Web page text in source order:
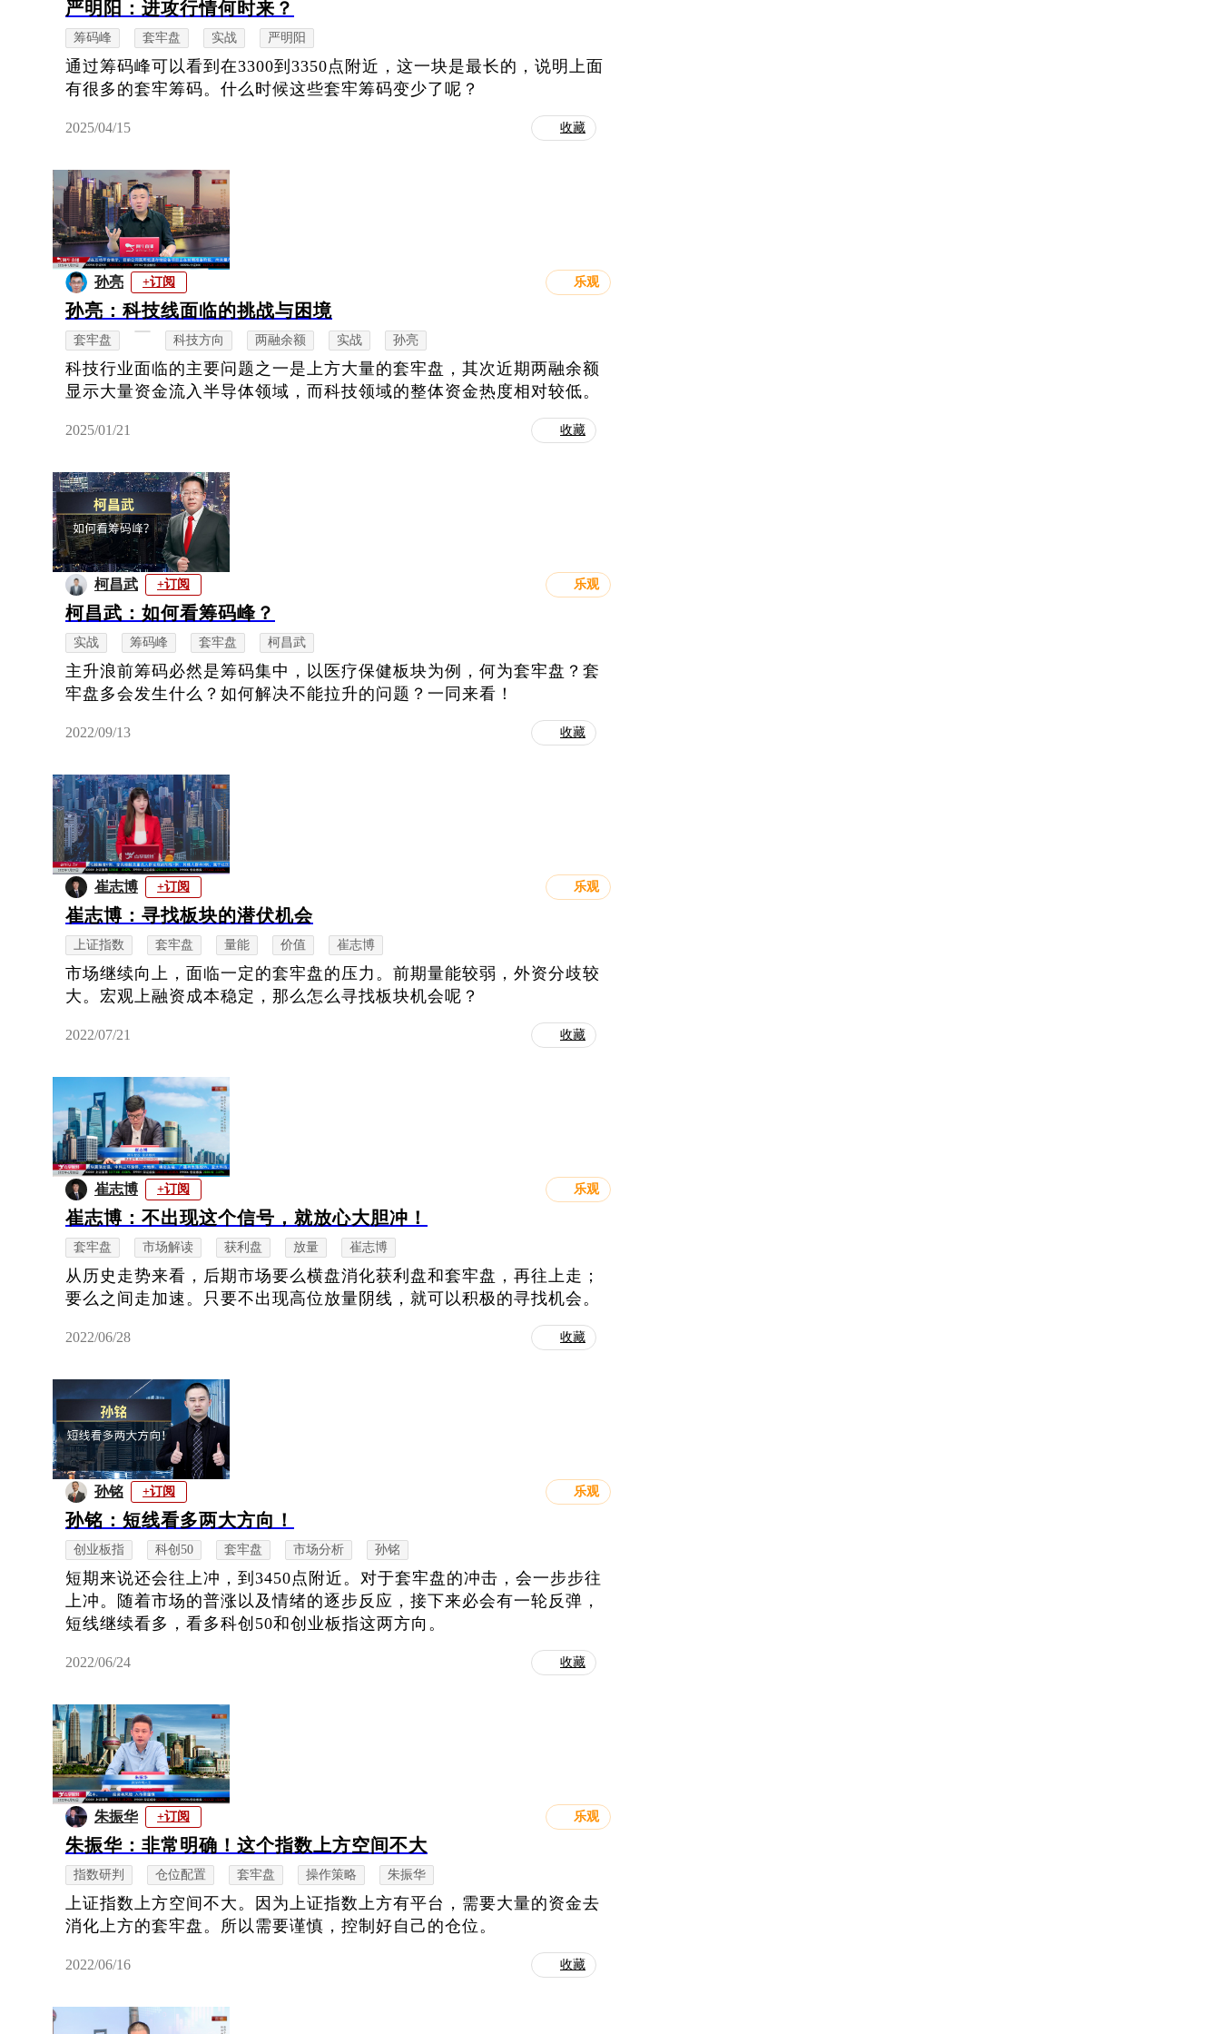
严明阳：进攻行情何时来？
筹码峰 套牢盘 实战 严明阳
通过筹码峰可以看到在3300到3350点附近，这一块是最长的，说明上面
有很多的套牢筹码。什么时候这些套牢筹码变少了呢？
2025/04/15 收藏
孙亮 +订阅 乐观
孙亮：科技线面临的挑战与困境
套牢盘 科技方向 两融余额 实战 孙亮
科技行业面临的主要问题之一是上方大量的套牢盘，其次近期两融余额
显示大量资金流入半导体领域，而科技领域的整体资金热度相对较低。
2025/01/21 收藏
柯昌武 +订阅 乐观
柯昌武：如何看筹码峰？
实战 筹码峰 套牢盘 柯昌武
主升浪前筹码必然是筹码集中，以医疗保健板块为例，何为套牢盘？套
牢盘多会发生什么？如何解决不能拉升的问题？一同来看！
2022/09/13 收藏
崔志博 +订阅 乐观
崔志博：寻找板块的潜伏机会
上证指数 套牢盘 量能 价值 崔志博
市场继续向上，面临一定的套牢盘的压力。前期量能较弱，外资分歧较
大。宏观上融资成本稳定，那么怎么寻找板块机会呢？
2022/07/21 收藏
崔志博 +订阅 乐观
崔志博：不出现这个信号，就放心大胆冲！
套牢盘 市场解读 获利盘 放量 崔志博
从历史走势来看，后期市场要么横盘消化获利盘和套牢盘，再往上走；
要么之间走加速。只要不出现高位放量阴线，就可以积极的寻找机会。
2022/06/28 收藏
孙铭 +订阅 乐观
孙铭：短线看多两大方向！
创业板指 科创50 套牢盘 市场分析 孙铭
短期来说还会往上冲，到3450点附近。对于套牢盘的冲击，会一步步往
上冲。随着市场的普涨以及情绪的逐步反应，接下来必会有一轮反弹，
短线继续看多，看多科创50和创业板指这两方向。
2022/06/24 收藏
朱振华 +订阅 乐观
朱振华：非常明确！这个指数上方空间不大
指数研判 仓位配置 套牢盘 操作策略 朱振华
上证指数上方空间不大。因为上证指数上方有平台，需要大量的资金去
消化上方的套牢盘。所以需要谨慎，控制好自己的仓位。
2022/06/16 收藏